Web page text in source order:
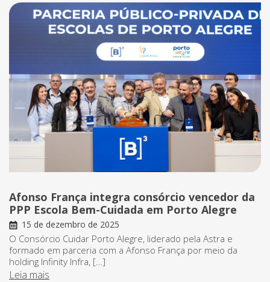
Afonso França integra consórcio vencedor da
PPP Escola Bem-Cuidada em Porto Alegre
15 de dezembro de 2025
O Consórcio Cuidar Porto Alegre, liderado pela Astra e
formado em parceria com a Afonso França por meio da
holding Infinity Infra, […]
Leia mais